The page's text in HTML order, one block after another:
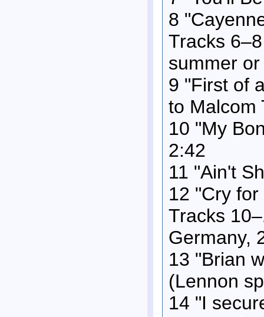
8
Tracks
summer
9 "First of
to Malcom
10 "My
2:42
11 "Ain't
12 "Cry
Tracks
Germany,
13 "Brian
(Lennon
14 "I